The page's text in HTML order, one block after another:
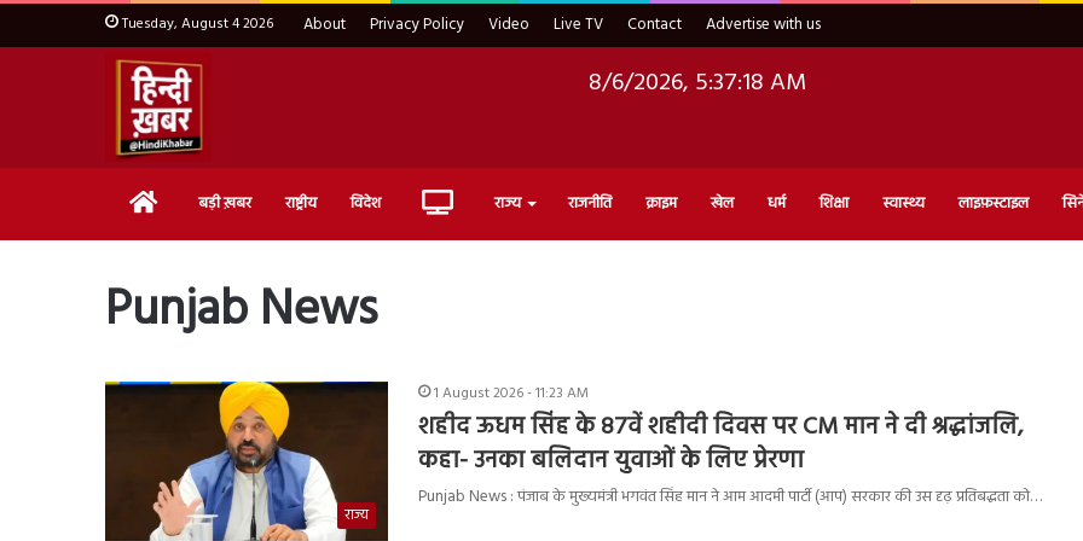
Tuesday, August 4 2026 About Privacy Policy Video Live TV Contact Advertise with us
8/6/2026, 5:37:19 AM
Home बड़ी ख़बर राष्ट्रीय विदेश Live राज्य राजनीति क्राइम खेल धर्म शिक्षा स्वास्थ्य लाइफ़स्टाइल
Punjab News
राज्य
1 August 2026 - 11:23 AM
शहीद ऊधम सिंह के 87वें शहीदी दिवस पर CM मान ने दी श्रद्धांजलि,
कहा- उनका बलिदान युवाओं के लिए प्रेरणा
Punjab News : पंजाब के मुख्यमंत्री भगवंत सिंह मान ने आम आदमी पार्टी (आप) सरकार की उस दृढ़ प्रतिबद्धता को…